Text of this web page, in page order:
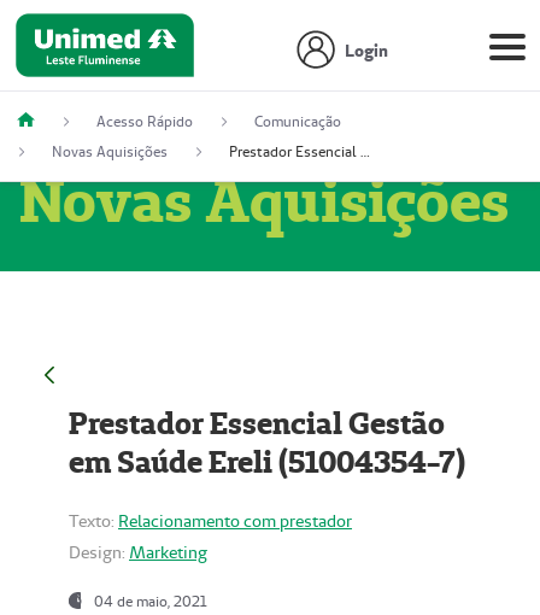
Login
Acesso Rápido
Comunicação
Novas Aquisições
Prestador Essencial Gestão em Saúde Ereli (51004354-7)
Novas Aquisições
Prestador Essencial Gestão
em Saúde Ereli (51004354-7)
Texto: Relacionamento com prestador
Design: Marketing
04 de maio, 2021